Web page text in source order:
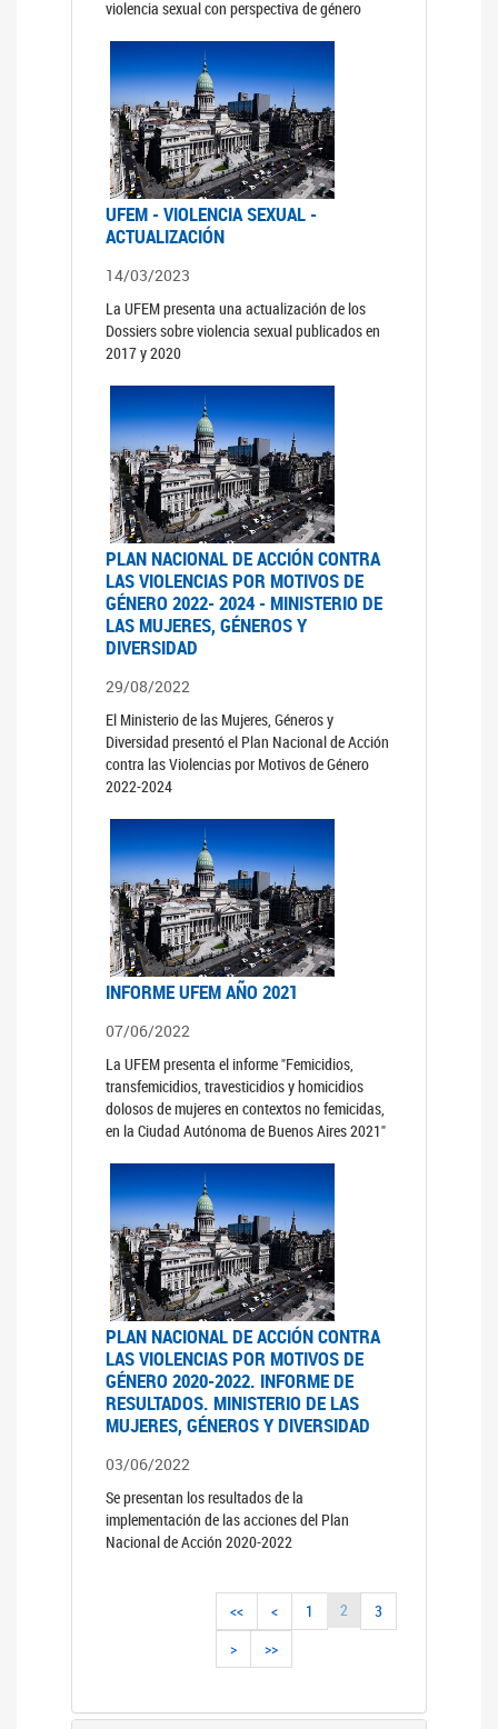
violencia sexual con perspectiva de género
UFEM - VIOLENCIA SEXUAL -
ACTUALIZACIÓN
14/03/2023
La UFEM presenta una actualización de los
Dossiers sobre violencia sexual publicados en
2017 y 2020
PLAN NACIONAL DE ACCIÓN CONTRA
LAS VIOLENCIAS POR MOTIVOS DE
GÉNERO 2022- 2024 - MINISTERIO DE
LAS MUJERES, GÉNEROS Y
DIVERSIDAD
29/08/2022
El Ministerio de las Mujeres, Géneros y
Diversidad presentó el Plan Nacional de Acción
contra las Violencias por Motivos de Género
2022-2024
INFORME UFEM AÑO 2021
07/06/2022
La UFEM presenta el informe "Femicidios,
transfemicidios, travesticidios y homicidios
dolosos de mujeres en contextos no femicidas,
en la Ciudad Autónoma de Buenos Aires 2021"
PLAN NACIONAL DE ACCIÓN CONTRA
LAS VIOLENCIAS POR MOTIVOS DE
GÉNERO 2020-2022. INFORME DE
RESULTADOS. MINISTERIO DE LAS
MUJERES, GÉNEROS Y DIVERSIDAD
03/06/2022
Se presentan los resultados de la
implementación de las acciones del Plan
Nacional de Acción 2020-2022
<< < 1 2
3
>
>>